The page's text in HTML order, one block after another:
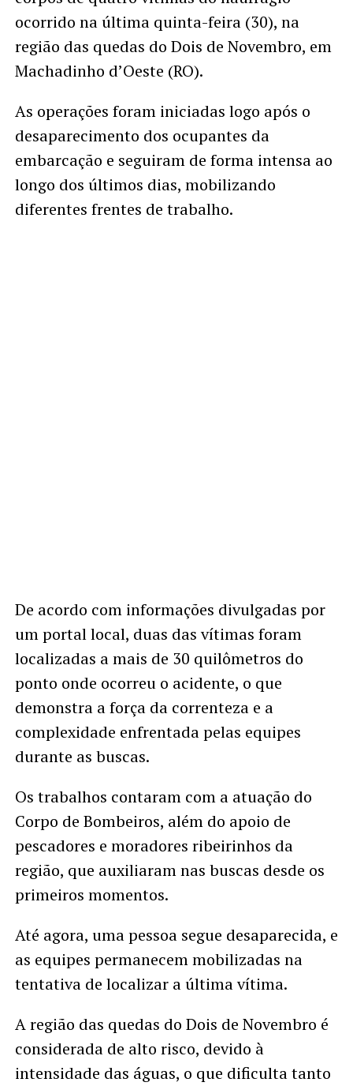
ocorrido na última quinta-feira (30), na
região das quedas do Dois de Novembro, em
Machadinho d’Oeste (RO).
As operações foram iniciadas logo após o
desaparecimento dos ocupantes da
embarcação e seguiram de forma intensa ao
longo dos últimos dias, mobilizando
diferentes frentes de trabalho.
De acordo com informações divulgadas por
um portal local, duas das vítimas foram
localizadas a mais de 30 quilômetros do
ponto onde ocorreu o acidente, o que
demonstra a força da correnteza e a
complexidade enfrentada pelas equipes
durante as buscas.
Os trabalhos contaram com a atuação do
Corpo de Bombeiros, além do apoio de
pescadores e moradores ribeirinhos da
região, que auxiliaram nas buscas desde os
primeiros momentos.
Até agora, uma pessoa segue desaparecida, e
as equipes permanecem mobilizadas na
tentativa de localizar a última vítima.
A região das quedas do Dois de Novembro é
considerada de alto risco, devido à
intensidade das águas, o que dificulta tanto